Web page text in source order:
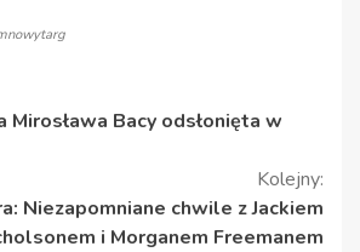
Mirosława Bacy odsłonięta w
Kolejny:
Niezapomniane chwile z Jackiem
i Morganem Freemanem